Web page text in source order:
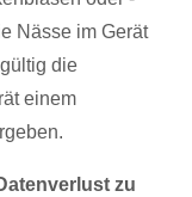
Nässe im Gerät
die
einem
zu